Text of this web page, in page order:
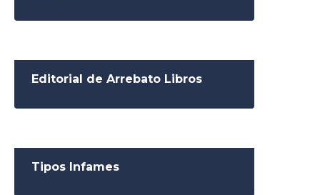
Editorial de Arrebato Libros
Tipos Infames